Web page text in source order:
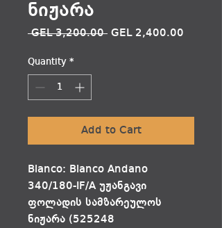
ნიჟარა
GEL 3,200.00 Regular
GEL 2,400.00
Quantity *
Add to Cart
Blanco: Blanco Andano
340/180-IF/A უჟანგავი
ფოლადის სამზარეულოს
ნიჟარა (525248